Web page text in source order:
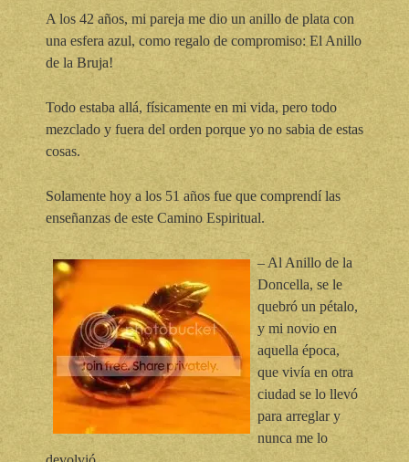
A los 42 años, mi pareja me dio un anillo de plata con
una esfera azul, como regalo de compromiso: El Anillo
de la Bruja!
Todo estaba allá, físicamente en mi vida, pero todo
mezclado y fuera del orden porque yo no sabia de estas
cosas.
Solamente hoy a los 51 años fue que comprendí las
enseñanzas de este Camino Espiritual.
– Al Anillo de la
Doncella, se le
quebró un pétalo,
y mi novio en
aquella época,
que vivía en otra
ciudad se lo llevó
para arreglar y
nunca me lo